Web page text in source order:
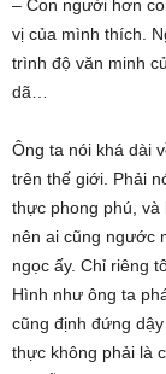
– Con người hơn
vị của mình thích.
trình độ văn minh
dã…
Ông ta nói khá dài
trên thế giới. Phải
thực phong phú, và
nên ai cũng ngước
ngọc ấy. Chỉ riêng
Hình như ông ta
cũng định đứng
thực không phải là